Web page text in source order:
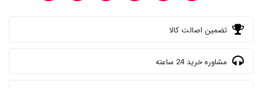
تضمین اصالت کالا
مشاوره خرید 24 ساعته